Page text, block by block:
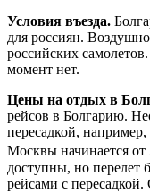
Условия въезда.
для россиян.
российских
момент нет.
Цены на отдых в
рейсов в Болгарию.
пересадкой,
Москвы начинается
доступны, но перелет
рейсами с